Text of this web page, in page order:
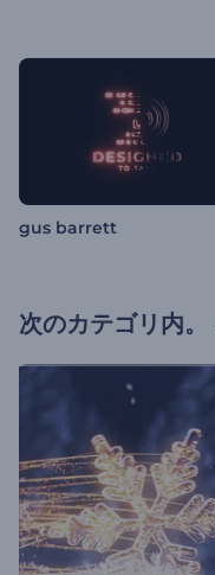
gus barrett
次のカテゴリ内。